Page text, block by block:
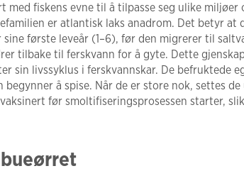
med fiskens evne til å tilpasse seg ulike
er atlantisk laks anadrom. Det betyr at
første leveår (1–6), før den migrerer til
tilbake til ferskvann for å gyte. Dette
sin livssyklus i ferskvannskar. De befruktede
begynner å spise. Når de er store nok, settes
før smoltifiseringsprosessen starter,